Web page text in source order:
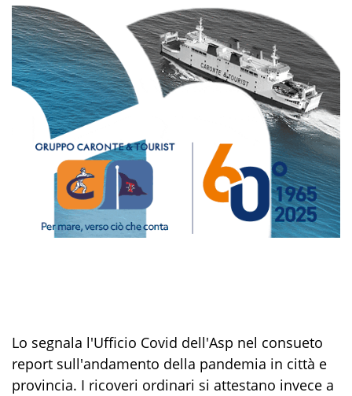
Lo segnala l'Ufficio Covid dell'Asp nel consueto
report sull'andamento della pandemia in città e
provincia. I ricoveri ordinari si attestano invece a